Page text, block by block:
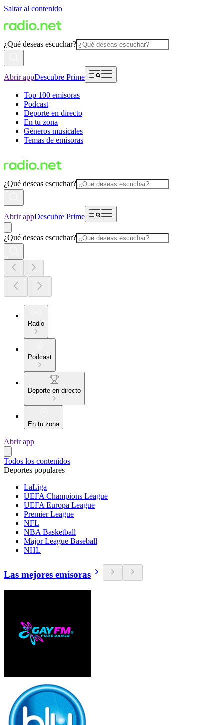
Saltar al contenido
¿Qué deseas escuchar?
Abrir appDescubre Prime
Top 100 emisoras
Podcast
Deporte en directo
En tu zona
Géneros musicales
Temas de emisoras
¿Qué deseas escuchar?
Abrir appDescubre Prime
¿Qué deseas escuchar?
Radio
Podcast
Deporte en directo
En tu zona
Abrir app
Todos los contenidos
Deportes populares
LaLiga
UEFA Champions League
UEFA Europa League
Premier League
NFL
NBA Basketball
Major League Baseball
NHL
Las mejores emisoras